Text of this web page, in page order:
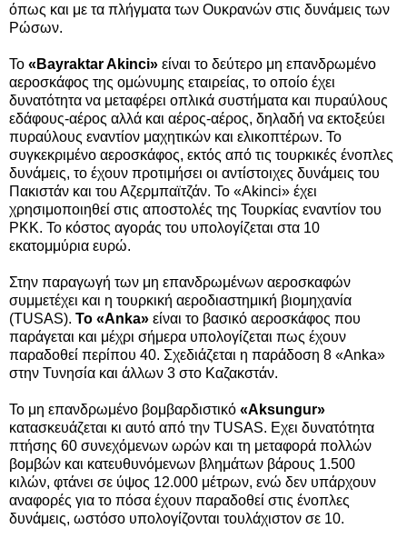
όπως και με τα πλήγματα των Ουκρανών στις δυνάμεις των
Ρώσων.
Το «Bayraktar Akinci» είναι το δεύτερο μη επανδρωμένο
αεροσκάφος της ομώνυμης εταιρείας, το οποίο έχει
δυνατότητα να μεταφέρει οπλικά συστήματα και πυραύλους
εδάφους-αέρος αλλά και αέρος-αέρος, δηλαδή να εκτοξεύει
πυραύλους εναντίον μαχητικών και ελικοπτέρων. Το
συγκεκριμένο αεροσκάφος, εκτός από τις τουρκικές ένοπλες
δυνάμεις, το έχουν προτιμήσει οι αντίστοιχες δυνάμεις του
Πακιστάν και του Αζερμπαϊτζάν. Το «Akinci» έχει
χρησιμοποιηθεί στις αποστολές της Τουρκίας εναντίον του
PKK. Το κόστος αγοράς του υπολογίζεται στα 10
εκατομμύρια ευρώ.
Στην παραγωγή των μη επανδρωμένων αεροσκαφών
συμμετέχει και η τουρκική αεροδιαστημική βιομηχανία
(ΤUSAS). Το «Anka» είναι το βασικό αεροσκάφος που
παράγεται και μέχρι σήμερα υπολογίζεται πως έχουν
παραδοθεί περίπου 40. Σχεδιάζεται η παράδοση 8 «Anka»
στην Τυνησία και άλλων 3 στο Καζακστάν.
To μη επανδρωμένο βομβαρδιστικό «Aksungur»
κατασκευάζεται κι αυτό από την TUSAS. Εχει δυνατότητα
πτήσης 60 συνεχόμενων ωρών και τη μεταφορά πολλών
βομβών και κατευθυνόμενων βλημάτων βάρους 1.500
κιλών, φτάνει σε ύψος 12.000 μέτρων, ενώ δεν υπάρχουν
αναφορές για το πόσα έχουν παραδοθεί στις ένοπλες
δυνάμεις, ωστόσο υπολογίζονται τουλάχιστον σε 10.